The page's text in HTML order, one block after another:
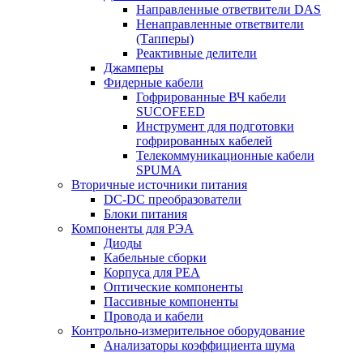
Направленные ответвители DAS
Ненаправленные ответвители
(Тапперы)
Реактивные делители
Джамперы
Фидерные кабели
Гофрированные ВЧ кабели
SUCOFEED
Инструмент для подготовки
гофрированных кабелей
Телекоммуникационные кабели
SPUMA
Вторичные источники питания
DC-DC преобразователи
Блоки питания
Компоненты для РЭА
Диоды
Кабельные сборки
Корпуса для РЕА
Оптические компоненты
Пассивные компоненты
Провода и кабели
Контрольно-измерительное оборудование
Анализаторы коэффициента шума